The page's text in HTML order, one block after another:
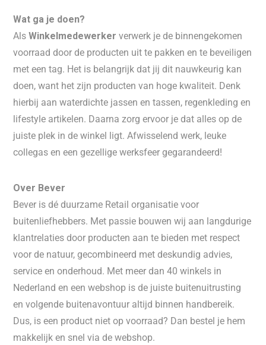
Wat ga je doen?
AlsWinkelmedewerker verwerk je de binnengekomen
voorraad door de producten uit te pakken en te beveiligen
met een tag. Het is belangrijk dat jij dit nauwkeurig kan
doen, want het zijn producten van hoge kwaliteit. Denk
hierbij aan waterdichte jassen en tassen, regenkleding en
lifestyle artikelen. Daarna zorg ervoor je dat alles op de
juiste plek in de winkel ligt. Afwisselend werk, leuke
collegas en een gezellige werksfeer gegarandeerd!
Over Bever
Bever is dé duurzame Retail organisatie voor
buitenliefhebbers. Met passie bouwen wij aan langdurige
klantrelaties door producten aan te bieden met respect
voor de natuur, gecombineerd met deskundig advies,
service en onderhoud. Met meer dan 40 winkels in
Nederland en een webshop is de juiste buitenuitrusting
en volgende buitenavontuur altijd binnen handbereik.
Dus, is een product niet op voorraad? Dan bestel je hem
makkelijk en snel via de webshop.